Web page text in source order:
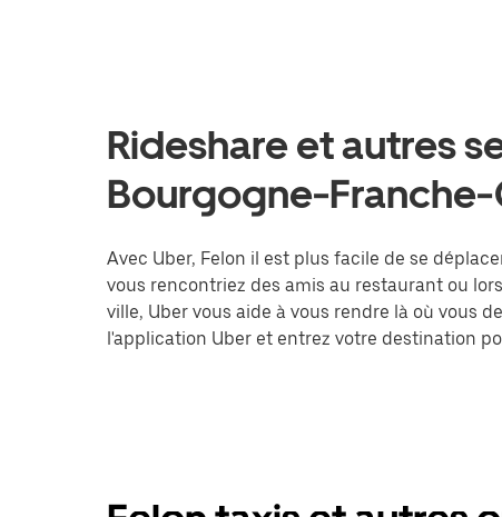
Rideshare et autres
Bourgogne-
Avec Uber, Felon il est plus facile de se
vous rencontriez des amis au restaurant ou
ville, Uber vous aide à vous rendre là où vous
l'application Uber et entrez votre destination